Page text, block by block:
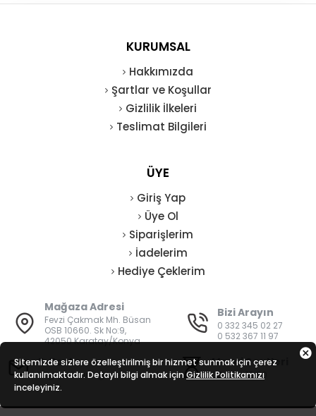
KURUMSAL
Hakkımızda
Şartlar ve Koşullar
Gizlilik İlkeleri
Teslimat Bilgileri
ÜYE
Giriş Yap
Üye Ol
Siparişlerim
İadelerim
Hediye Çeklerim
Mağaza Adresi
Fevzi Çakmak Mh. Büsan
OSB 10660. Sk No:9,
42050 Karatay/Konya
Bizi Arayın
0 332 345 02 27
0 532 367 11 97
E-Posta
bilgi@vatanisguvenligi.com
Mesai Saatleri
08:00 - 19:00
Sitemizde sizlere özelleştirilmiş bir hizmet sunmak için çerez
kullanılmaktadır. Detaylı bilgi almak için Gizlilik Politikamızı
inceleyiniz.